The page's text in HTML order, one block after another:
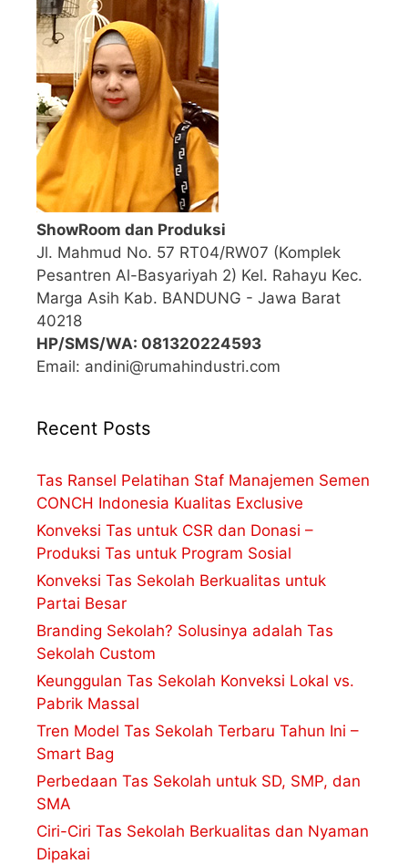
ShowRoom dan Produksi
Jl. Mahmud No. 57 RT04/RW07 (Komplek
Pesantren Al-Basyariyah 2) Kel. Rahayu Kec.
Marga Asih Kab. BANDUNG - Jawa Barat
40218
HP/SMS/WA: 081320224593
Email: andini@rumahindustri.com
Recent Posts
Tas Ransel Pelatihan Staf Manajemen Semen
CONCH Indonesia Kualitas Exclusive
Konveksi Tas untuk CSR dan Donasi –
Produksi Tas untuk Program Sosial
Konveksi Tas Sekolah Berkualitas untuk
Partai Besar
Branding Sekolah? Solusinya adalah Tas
Sekolah Custom
Keunggulan Tas Sekolah Konveksi Lokal vs.
Pabrik Massal
Tren Model Tas Sekolah Terbaru Tahun Ini –
Smart Bag
Perbedaan Tas Sekolah untuk SD, SMP, dan
SMA
Ciri-Ciri Tas Sekolah Berkualitas dan Nyaman
Dipakai